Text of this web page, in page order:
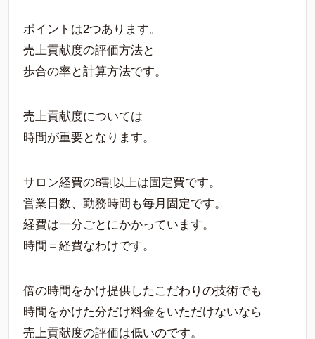
ポイントは2つあります。
売上貢献度の評価方法と
歩合の率と計算方法です。
売上貢献度については
時間が重要となります。
サロン経費の8割以上は固定費です。
営業日数、勤務時間も毎月固定です。
経費は一分ごとにかかっています。
時間＝経費なわけです。
倍の時間をかけ提供したこだわりの技術でも
時間をかけた分だけ料金をいただけないなら
売上貢献度の評価は低いのです。